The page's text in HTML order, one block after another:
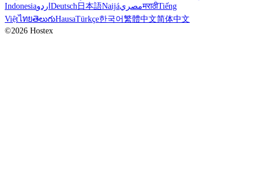
IndonesiaاردوDeutsch日本語NaijáمصريमराठीTiếng
ViệtไทยతెలుగుHausaTürkçe한국어繁體中文简体中文
©2026 Hostex